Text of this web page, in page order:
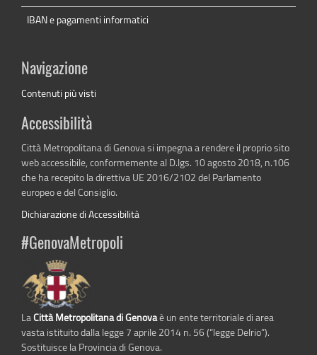
IBAN e pagamenti informatici
Navigazione
Contenuti più visti
Accessibilità
Città Metropolitana di Genova si impegna a rendere il proprio sito
web accessibile, conformemente al D.lgs. 10 agosto 2018, n.106
che ha recepito la direttiva UE 2016/2102 del Parlamento
europeo e del Consiglio.
Dichiarazione di Accessibilità
#GenovaMetropoli
LaCittà Metropolitana di Genovaè un ente territoriale di area
vasta istituito dalla legge 7 aprile 2014 n. 56 (“legge Delrio”).
Sostituisce la Provincia di Genova.